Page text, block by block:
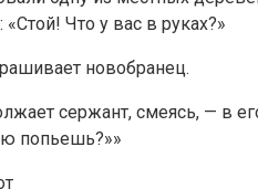
Что у вас в руках?»
новобранец.
сержант, смеясь, — в
попьешь?»»